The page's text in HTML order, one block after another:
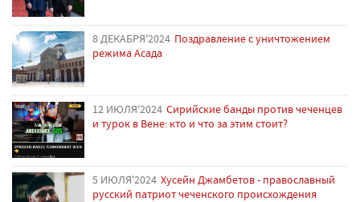
8 ДЕКАБРЯ'2024 Поздравление с уничтожением
режима Асада
12 ИЮЛЯ'2024 Сирийские банды против чеченцев
и турок в Вене: кто и что за этим стоит?
5 ИЮЛЯ'2024 Хусейн Джамбетов - православный
русский патриот чеченского происхождения